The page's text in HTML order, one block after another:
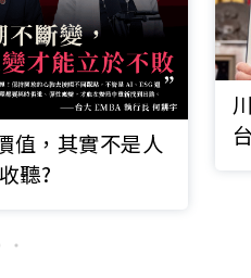
值，其實不是人
聽?